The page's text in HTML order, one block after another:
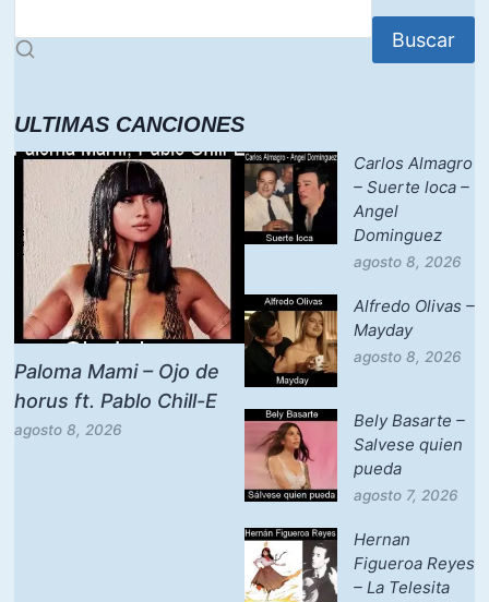
Buscar
ULTIMAS CANCIONES
Paloma Mami – Ojo de
horus ft. Pablo Chill-E
agosto 8, 2026
Carlos Almagro
– Suerte loca –
Angel
Dominguez
agosto 8, 2026
Alfredo Olivas –
Mayday
agosto 8, 2026
Bely Basarte –
Salvese quien
pueda
agosto 7, 2026
Hernan
Figueroa Reyes
– La Telesita